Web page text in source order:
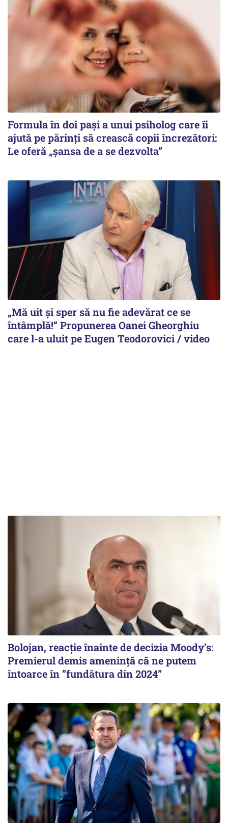
Formula în doi pași a unui psiholog care îi
ajută pe părinți să crească copii încrezători:
Le oferă „șansa de a se dezvolta”
„Mă uit și sper să nu fie adevărat ce se
întâmplă!“ Propunerea Oanei Gheorghiu
care l-a uluit pe Eugen Teodorovici / video
Bolojan, reacție înainte de decizia Moody’s:
Premierul demis amenință că ne putem
întoarce în ”fundătura din 2024”